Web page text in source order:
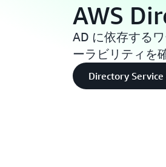
AWS
AD に依存する
ーラビリティを
Directory